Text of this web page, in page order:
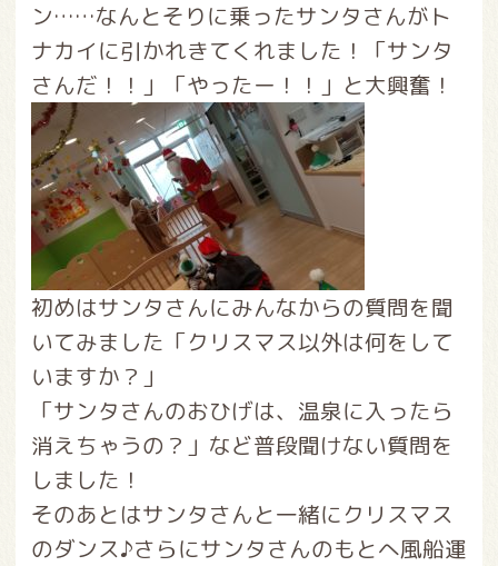
ン……なんとそりに乗ったサンタさんがト
ナカイに引かれきてくれました！「サンタ
さんだ！！」「やったー！！」と大興奮！
初めはサンタさんにみんなからの質問を聞
いてみました「クリスマス以外は何をして
いますか？」
「サンタさんのおひげは、温泉に入ったら
消えちゃうの？」など普段聞けない質問を
しました！
そのあとはサンタさんと一緒にクリスマス
のダンス♪さらにサンタさんのもとへ風船運